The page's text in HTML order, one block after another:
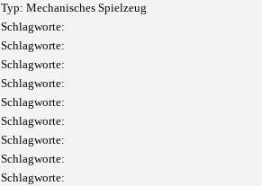
Typ: Mechanisches Spielzeug
Schlagworte:
Schlagworte:
Schlagworte:
Schlagworte:
Schlagworte:
Schlagworte:
Schlagworte:
Schlagworte:
Schlagworte: